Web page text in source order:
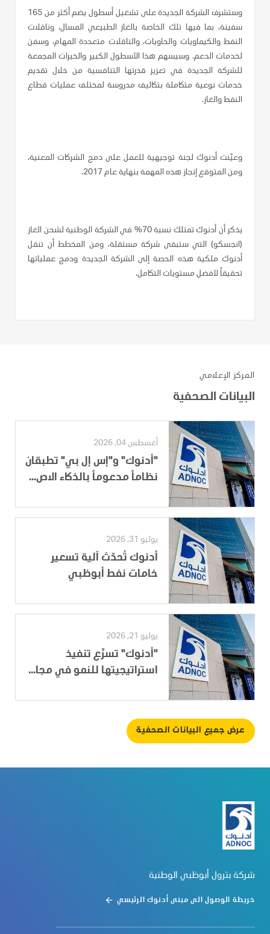
وستشرف الشركة الجديدة على تشغيل أسطول يضم أكثر من 165
سفينة، بما فيها تلك الخاصة بالغاز الطبيعي المسال، وناقلات
النفط والكيماويات والحاويات، والناقلات متعددة المهام، وسفن
لخدمات الدعم. وسيسهم هذا الأسطول الكبير والخبرات المجمعة
للشركة الجديدة في تعزيز قدرتها التنافسية من خلال تقديم
خدمات نوعية متكاملة بتكاليف مدروسة لمختلف عمليات قطاع
النفط والغاز.
وعيّنت أدنوك لجنة توجيهية للعمل على دمج الشركات المعنية،
ومن المتوقع إنجاز هذه المهمة بنهاية عام 2017.
يذكر أن أدنوك تمتلك نسبة 70% في الشركة الوطنية لشحن الغاز
(انجسكو) التي ستبقى شركة مستقلة، ومن المخطط أن تنقل
أدنوك ملكية هذه الحصة إلى الشركة الجديدة ودمج عملياتها
تحقيقاً لأفضل مستويات التكامل.
المركز الإعلامي
البيانات الصحفية
أغسطس 04, 2026
"أدنوك" و"إس إل بي" تطبقان
نظاماً مدعوماً بالذكاء الاص...
يوليو 31, 2026
أدنوك تُحدّث آلية تسعير
خامات نفط أبوظبي
يوليو 21, 2026
"أدنوك" تسرِّع تنفيذ
استراتيجيتها للنمو في مجا...
عرض جميع البيانات الصحفية
شركة بترول أبوظبي الوطنية
خريطة الوصول الى مبنى أدنوك الرئيسي